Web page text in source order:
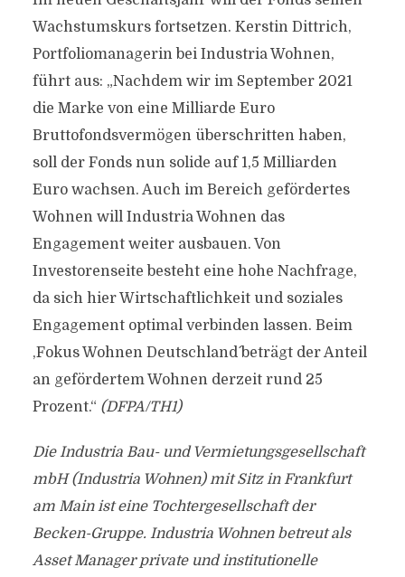
Wachstumskurs fortsetzen. Kerstin Dittrich,
Portfoliomanagerin bei Industria Wohnen,
führt aus: „Nachdem wir im September 2021
die Marke von eine Milliarde Euro
Bruttofondsvermögen überschritten haben,
soll der Fonds nun solide auf 1,5 Milliarden
Euro wachsen. Auch im Bereich gefördertes
Wohnen will Industria Wohnen das
Engagement weiter ausbauen. Von
Investorenseite besteht eine hohe Nachfrage,
da sich hier Wirtschaftlichkeit und soziales
Engagement optimal verbinden lassen. Beim
,Fokus Wohnen Deutschland´ beträgt der Anteil
an gefördertem Wohnen derzeit rund 25
Prozent.“ (DFPA/TH1)
Die Industria Bau- und Vermietungsgesellschaft
mbH (Industria Wohnen) mit Sitz in Frankfurt
am Main ist eine Tochtergesellschaft der
Becken-Gruppe. Industria Wohnen betreut als
Asset Manager private und institutionelle